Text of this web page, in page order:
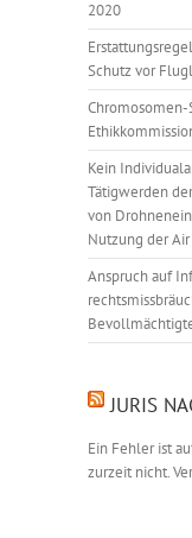
2020
Schutz vor
Kein
Tätigwerden
von
Nutzung der
Anspruch auf
JURIS
Ein Fehler ist
zurzeit nicht.